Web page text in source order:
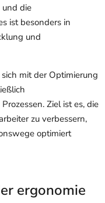
und die
ist besonders in
und
mit der Optimierung
Ziel ist es, die
zu verbessern,
optimiert
ergonomie